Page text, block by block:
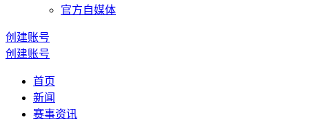
官方自媒体
创建账号
创建账号
首页
新闻
赛事资讯